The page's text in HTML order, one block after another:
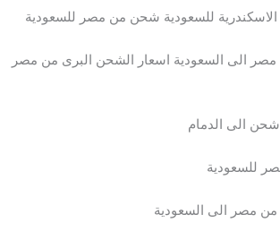
للسعودية شحن من مصر للسعودية
الى السعودية اسعار الشحن البرى من مصر
الى الدمام
للسعودية
مصر الى السعودية